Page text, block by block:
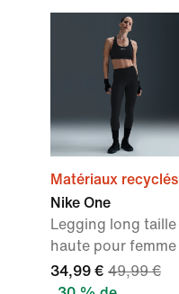
Matériaux recyclés
Nike One
Legging long taille
haute pour femme
34,99 € 49,99 €